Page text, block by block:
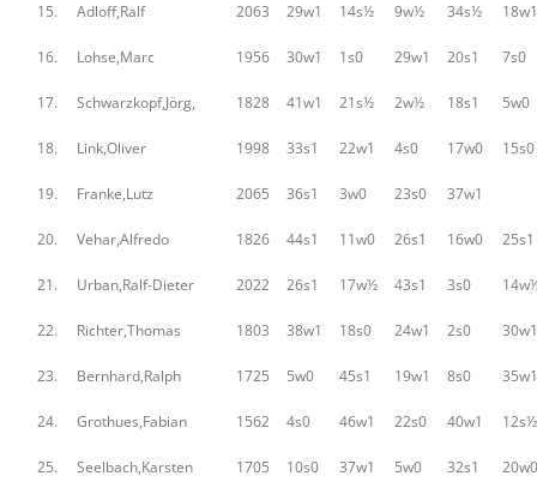
15. Adloff,Ralf 2063 29w1 14s½ 9w½ 34s½ 18w1
16. Lohse,Marc 1956 30w1 1s0 29w1 20s1 7s0
17. Schwarzkopf,Jörg, 1828 41w1 21s½ 2w½ 18s1 5w0
18. Link,Oliver 1998 33s1 22w1 4s0 17w0 15s0
19. Franke,Lutz 2065 36s1 3w0 23s0 37w1
20. Vehar,Alfredo 1826 44s1 11w0 26s1 16w0 25s1
21. Urban,Ralf-Dieter 2022 26s1 17w½ 43s1 3s0
22. Richter,Thomas 1803 38w1 18s0 24w1 2s0 30w1
23. Bernhard,Ralph 1725 5w0 45s1 19w1 8s0 35w1
24. Grothues,Fabian 1562 4s0 46w1 22s0 40w1 12s½
25. Seelbach,Karsten 1705 10s0 37w1 5w0 32s1 20w0